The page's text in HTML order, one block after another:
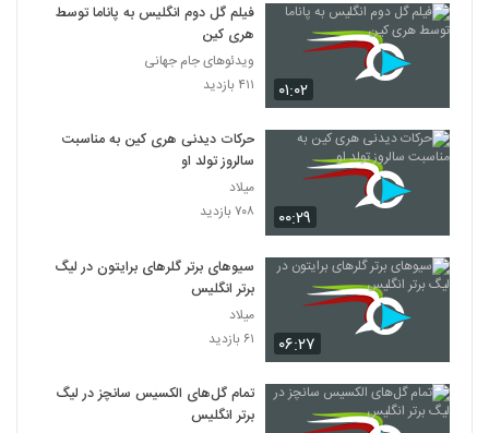
۰۱:۰۲
فیلم گل دوم انگلیس به پاناما توسط
هری کین
ویدئوهای جام جهانی
۴۱۱ بازدید
۰۰:۲۹
حرکات دیدنی هری کین به مناسبت
سالروز تولد او
میلاد
۷۰۸ بازدید
۰۶:۲۷
سیوهای برتر گلرهای برایتون در لیگ
برتر انگلیس
میلاد
۶۱ بازدید
تمام گل‌های الکسیس سانچز در لیگ
برتر انگلیس